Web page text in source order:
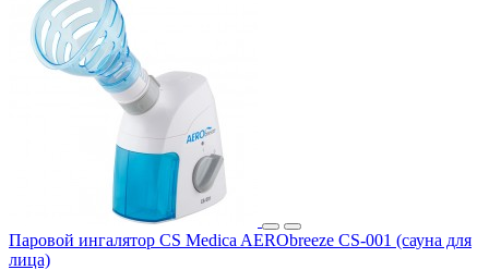
Паровой ингалятор CS Medica AERObreeze CS-001 (сауна для
лица)